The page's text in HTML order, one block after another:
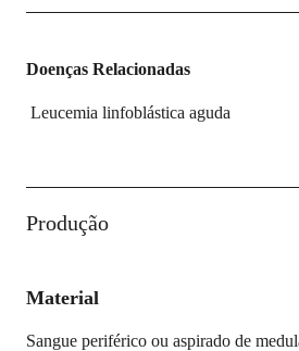
Doenças Relacionadas
Leucemia linfoblástica aguda
Produção
Material
Sangue periférico ou aspirado de